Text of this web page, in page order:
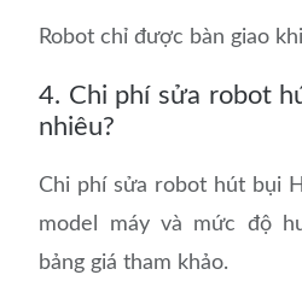
Robot chỉ được bàn giao
4. Chi phí sửa robot
nhiêu?
Chi phí sửa robot hút bụi
model máy và mức độ
bảng giá tham khảo.